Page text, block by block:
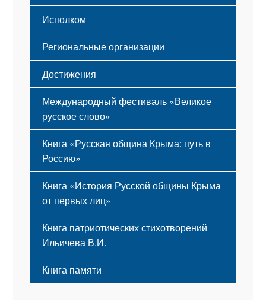
Исполком
Региональные организации
Достижения
Международный фестиваль «Великое
русское слово»
Книга «Русская община Крыма: путь в
Россию»
Книга «История Русской общины Крыма
от первых лиц»
Книга патриотических стихотворений
Ильичева В.И.
Книга памяти